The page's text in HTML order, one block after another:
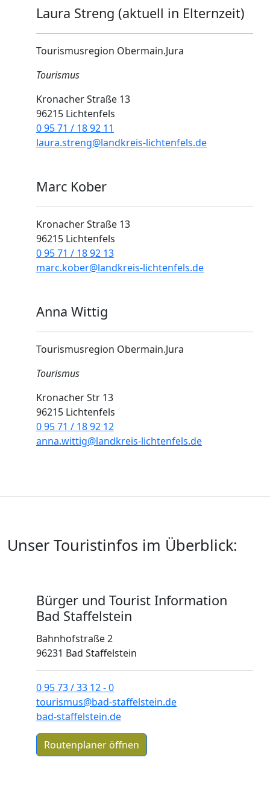
Laura Streng (aktuell in Elternzeit)
Tourismusregion Obermain.Jura
Tourismus
Kronacher Straße 13
96215 Lichtenfels
0 95 71 / 18 92 11
laura.streng@landkreis-lichtenfels.de
Marc Kober
Kronacher Straße 13
96215 Lichtenfels
0 95 71 / 18 92 13
marc.kober@landkreis-lichtenfels.de
Anna Wittig
Tourismusregion Obermain.Jura
Tourismus
Kronacher Str 13
96215 Lichtenfels
0 95 71 / 18 92 12
anna.wittig@landkreis-lichtenfels.de
Unser Touristinfos im Überblick:
Bürger und Tourist Information
Bad Staffelstein
Bahnhofstraße 2
96231 Bad Staffelstein
0 95 73 / 33 12 - 0
tourismus@bad-staffelstein.de
bad-staffelstein.de
Routenplaner öffnen